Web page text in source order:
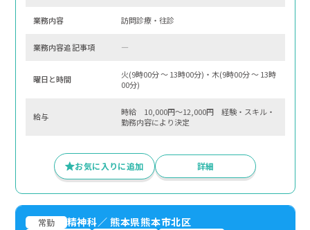
業務内容 訪問診療・往診
業務内容追記事項 ―
曜⽇と時間
火(9時00分 〜 13時00分)・木(9時00分 〜 13時
00分)
給与
時給 10,000円～12,000円 経験・スキル・
勤務内容により決定
お気に入りに追加 詳細
常勤 精神科／熊本県熊本市北区